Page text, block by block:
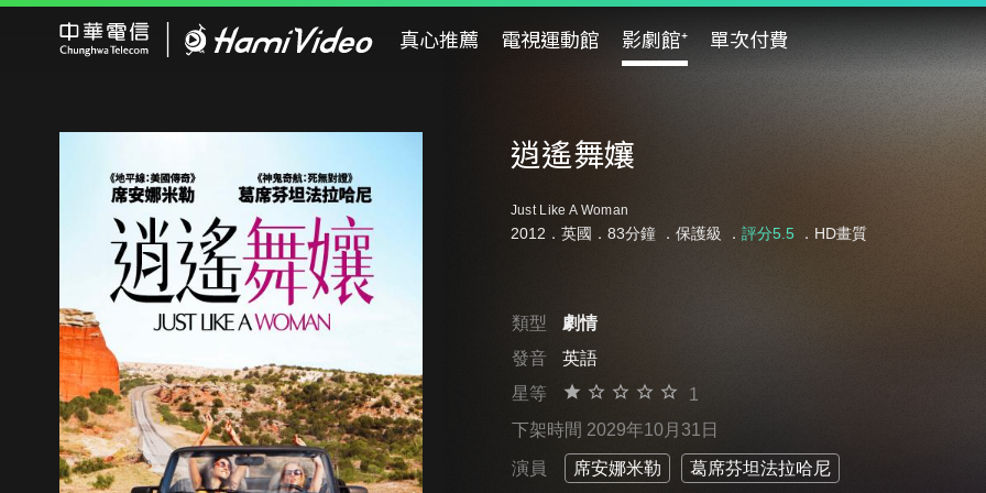
真心推薦 電視運動館 影劇館⁺ 單次付費
逍遙舞孃
Just Like A Woman
2012．英國．83分鐘 ． 保護級 ． 評分5.5．HD畫質
類型
劇情
發音
英語
星等
1
下架時間 2029年10月31日
演員 席安娜米勒 葛席芬坦法拉哈尼